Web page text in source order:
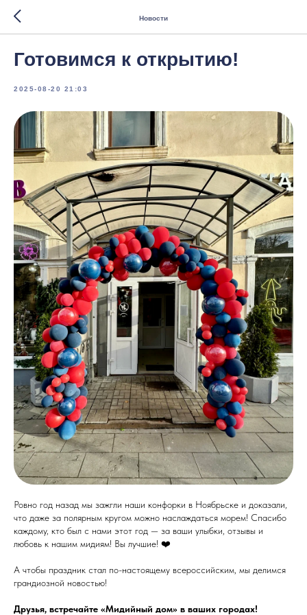
Новости
Готовимся к открытию!
2025-08-20 21:03
Ровно год назад мы зажгли наши конфорки в Ноябрьске и доказали,
что даже за полярным кругом можно наслаждаться морем! Спасибо
каждому, кто был с нами этот год — за ваши улыбки, отзывы и
любовь к нашим мидиям! Вы лучшие! ❤️
А чтобы праздник стал по-настоящему всероссийским, мы делимся
грандиозной новостью!
Друзья, встречайте «Мидийный дом» в ваших городах!